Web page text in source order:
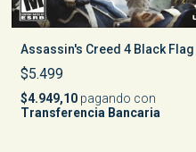
Assassin's Creed 4 Black Flag
$5.499
$4.949,10pagando con
Transferencia Bancaria